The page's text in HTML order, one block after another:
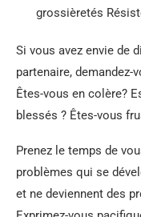
grossièretés
Si vous avez envie de
partenaire, demandez-
Êtes-vous en colère?
blessés ? Êtes-vous
Prenez le temps de
problèmes qui se
et ne deviennent des